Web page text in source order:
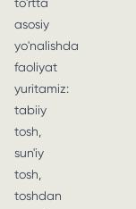
asosiy
yo'nalishda
faoliyat
yuritamiz:
tabiiy
tosh,
sun'iy
tosh,
toshdan